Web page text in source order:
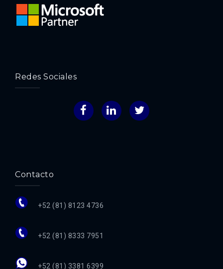
Redes Sociales
FacebookLinkedInTwitter
Contacto
+52 (81) 8123 4736
+52 (81) 8333 7951
+52 (81) 3381 6399